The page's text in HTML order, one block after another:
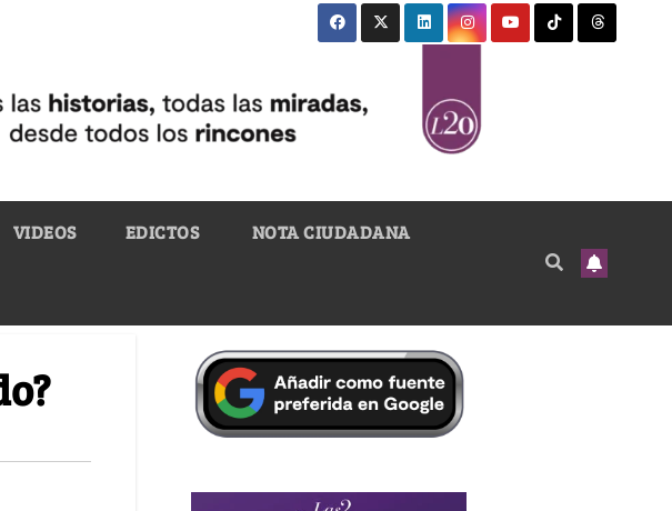
VIDEOS EDICTOS NOTA CIUDADANA